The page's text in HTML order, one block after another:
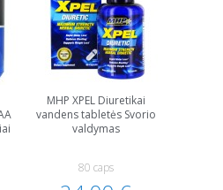
MHP XPEL Diuretikai
vandens tabletės Svorio
valdymas
80 caps